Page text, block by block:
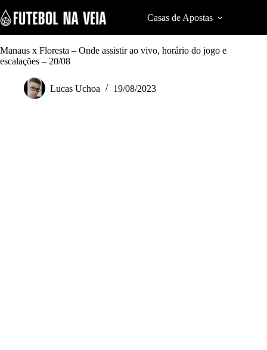
k
i
p
t
o
Casas de Apostas
Manaus x Floresta – Onde assistir ao vivo, horário do jogo e
escalações – 20/08
Lucas Uchoa 19/08/2023